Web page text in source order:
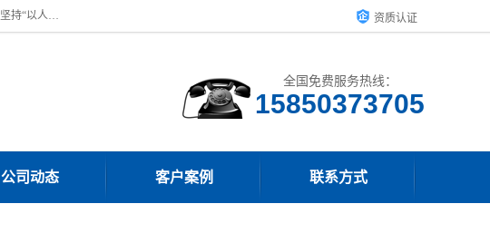
苏州宏远特种作业人员培训，提供：叉车培训、电焊工培训、电工培训、起重机培训、电梯培训、登高培训等服务苏州本地培训服务。始终坚持“以人为本，质量立校”的办学思想，以培养社会应用型人才为己任，明码收费，诚实守信，中途不收任何费用。随到随学，学会为止，一期未学会者免费再学，直到学会为止。 资质认证
全国免费服务热线：
15850373705
公司动态 客户案例 联系方式